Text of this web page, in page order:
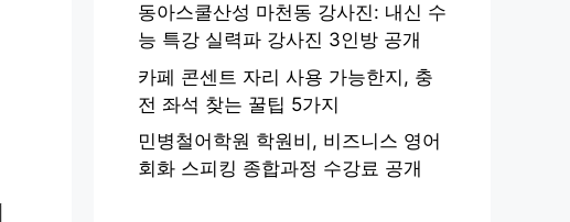
동아스쿨산성 마천동 강사진: 내신 수
능 특강 실력파 강사진 3인방 공개
카페 콘센트 자리 사용 가능한지, 충
전 좌석 찾는 꿀팁 5가지
민병철어학원 학원비, 비즈니스 영어
회화 스피킹 종합과정 수강료 공개